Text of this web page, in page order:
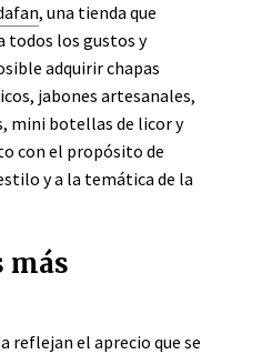
, una tienda que
todos los gustos y
adquirir chapas
jabones artesanales,
mini botellas de licor y
con el propósito de
y a la temática de la
más
reflejan el aprecio que se